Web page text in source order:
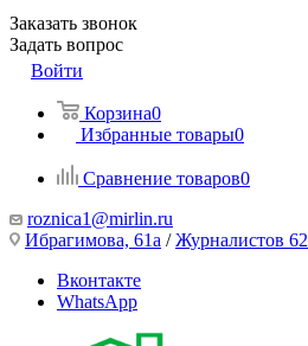
Заказать звонок
Задать вопрос
Войти
Корзина0
Избранные товары0
Сравнение товаров0
roznica1@mirlin.ru
Ибрагимова, 61а /Журналистов 62
Вконтакте
WhatsApp